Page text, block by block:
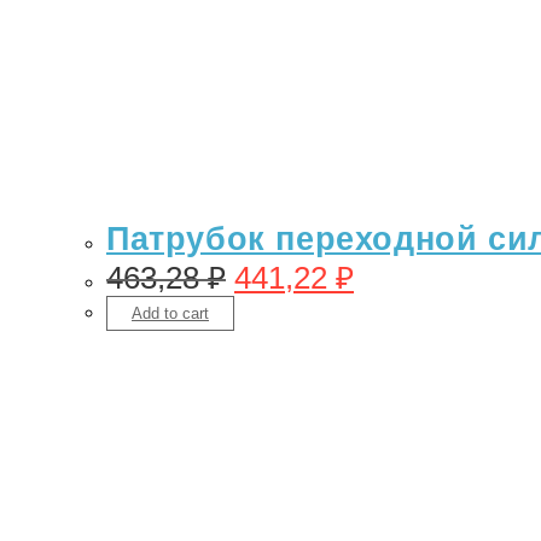
Патрубок переходной
463,28₽ 441,22 ₽
Add to cart